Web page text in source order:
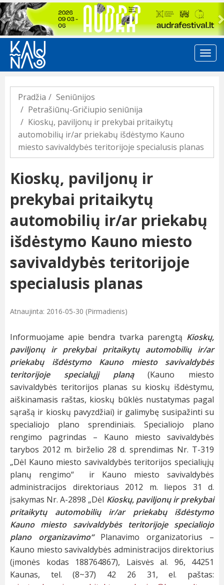
Previous
Pradžia
Seniūnijos
Petrašiūnų-Gričiupio seniūnija
Kioskų, paviljonų ir prekybai pritaikytų
automobilių ir/ar priekabų išdėstymo Kauno
miesto savivaldybės teritorijoje specialusis planas
Kioskų, paviljonų ir
prekybai pritaikytų
automobilių ir/ar priekabų
išdėstymo Kauno miesto
savivaldybės teritorijoje
specialusis planas
Atnaujinta: 2016-05-30 (Pirmadienis)
Informuojame apie bendra tvarka parengtą Kioskų,
paviljonų ir prekybai pritaikytų automobilių ir/ar
priekabų išdėstymo Kauno miesto savivaldybės
teritorijoje specialųjį planą(Kauno miesto
savivaldybės teritorijos planas su kioskų išdėstymu,
aiškinamasis raštas, kioskų būklės nustatymas pagal
sąrašą ir kioskų pavyzdžiai) ir galimybę susipažinti su
specialiojo plano sprendiniais. Specialiojo plano
rengimo pagrindas – Kauno miesto savivaldybės
tarybos 2012 m. birželio 28 d. sprendimas Nr. T-319
„Dėl Kauno miesto savivaldybės teritorijos specialiųjų
planų rengimo“ ir Kauno miesto savivaldybės
administracijos direktoriaus 2012 m. liepos 31 d.
įsakymas Nr. A-2898 „Dėl Kioskų, paviljonų ir prekybai
pritaikytų automobilių ir/ar priekabų išdėstymo
Kauno miesto savivaldybės teritorijoje specialiojo
plano organizavimo“Planavimo organizatorius –
Kauno miesto savivaldybės administracijos direktorius
(įmonės kodas 188764867), Laisvės al. 96, 44251
Kaunas, tel. (8~37) 42 26 31, el. paštas: